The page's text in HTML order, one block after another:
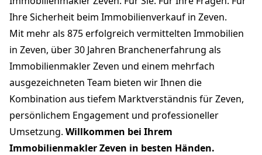
Ihre Sicherheit beim Immobilienverkauf in Zeven.
Mit mehr als 875 erfolgreich vermittelten Immobilien
in Zeven, über 30 Jahren Branchenerfahrung als
Immobilienmakler Zeven und einem mehrfach
ausgezeichneten Team bieten wir Ihnen die
Kombination aus tiefem Marktverständnis für Zeven,
persönlichem Engagement und professioneller
Umsetzung. Willkommen bei Ihrem
Immobilienmakler Zeven in besten Händen.